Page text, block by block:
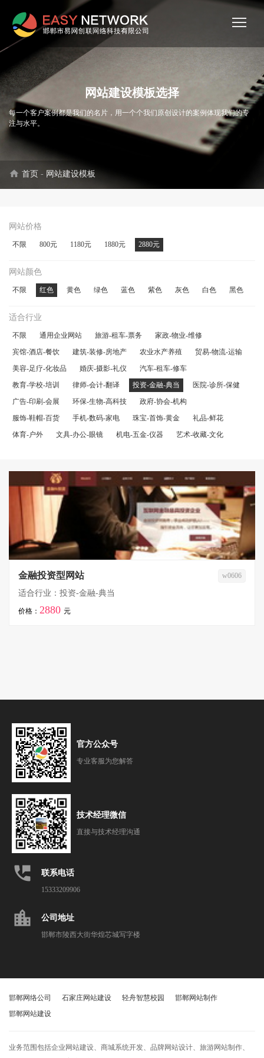
网站建设模板选择
每一个客户案例都是我们的名片，用一个个我们原创设计的案例体现我们的专
注与水平。
home 首页 - 网站建设模板
网站价格
不限 800元 1180元 1880元 2880元
网站颜色
不限 红色 黄色 绿色 蓝色 紫色 灰色 白色 黑色
适合行业
不限 通用企业网站 旅游-租车-票务
家政-物业-维修
宾馆-酒店-餐饮
建筑-装修-房地产 农业水产养殖
贸易-物流-运输
美容-足疗-化妆品
婚庆-摄影-礼仪
汽车-租车-修车
教育-学校-培训
律师-会计-翻译 投资-金融-典当
医院-诊所-保健
广告-印刷-会展
环保-生物-高科技
政府-协会-机构
服饰-鞋帽-百货
手机-数码-家电 珠宝-首饰-黄金
礼品-鲜花
体育-户外
文具-办公-眼镜 机电-五金-仪器 艺术-收藏-文化
金融投资型网站 w0606
适合行业：投资-金融-典当
价格： 2880 元
官方公众号
专业客服为您解答
技术经理微信
直接与技术经理沟通
perm_phone_msg 联系电话
15333209906
location_city 公司地址
邯郸市陵西大街华煌芯城写字楼
邯郸网络公司 石家庄网站建设 轻舟智慧校园
邯郸网站制作
邯郸网站建设
业务范围包括企业网站建设、商城系统开发、品牌网站设计、旅游网站制作、